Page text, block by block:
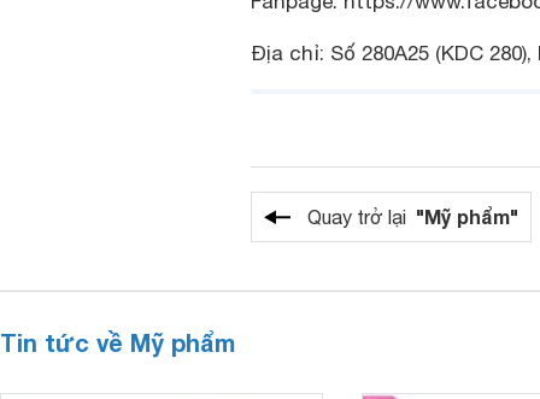
Địa chỉ: Số 280A25 (KDC
Quay trở lại "Mỹ phẩm"
Tin tức về Mỹ phẩm